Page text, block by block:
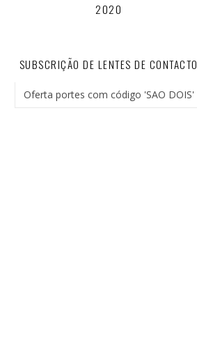
2020
SUBSCRIÇÃO DE LENTES DE CONTACTO
Oferta portes com código 'SAO DOIS'